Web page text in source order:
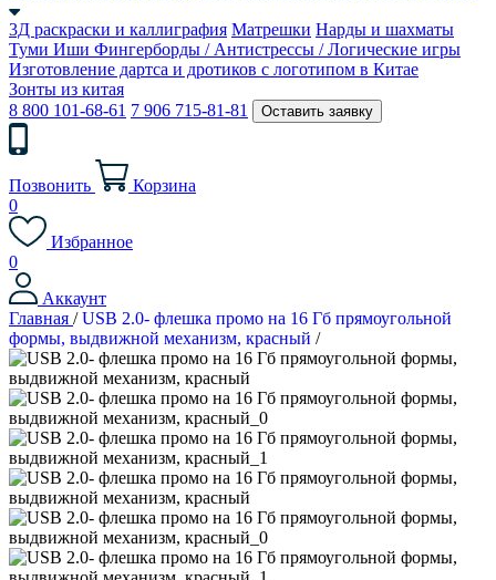
3Д раскраски и каллиграфия Матрешки Нарды и шахматы
Туми Иши Фингерборды / Антистрессы / Логические игры
Изготовление дартса и дротиков с логотипом в Китае
Зонты из китая
8 800 101-68-61 7 906 715-81-81 Оставить заявку
Позвонить
Корзина
0
Избранное
0
Аккаунт
Главная / USB 2.0- флешка промо на 16 Гб прямоугольной
формы, выдвижной механизм, красный /